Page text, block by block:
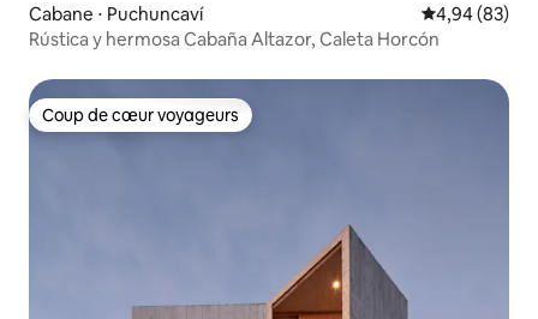
Cabane ⋅ Puchuncaví Évaluation
4,94 (83)
Rústica y hermosa Cabaña Altazor, Caleta Horcón
Coup de cœur voyageurs
Coup de cœur voyageurs